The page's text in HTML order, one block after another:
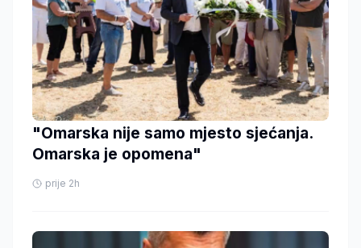
"Omarska nije samo mjesto sjećanja.
Omarska je opomena"
prije 2h